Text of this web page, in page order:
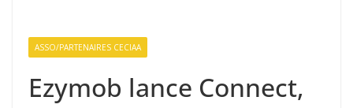
ASSO/PARTENAIRES CECIAA
Ezymob lance Connect,